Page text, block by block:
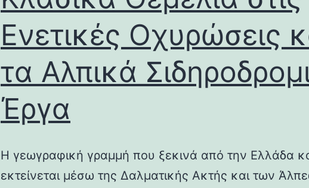
Ενετικές Οχυρώσεις
τα Αλπικά
Έργα
Η γεωγραφική γραμμή που ξεκινά από την Ελλάδα
εκτείνεται μέσω της Δαλματικής Ακτής και των